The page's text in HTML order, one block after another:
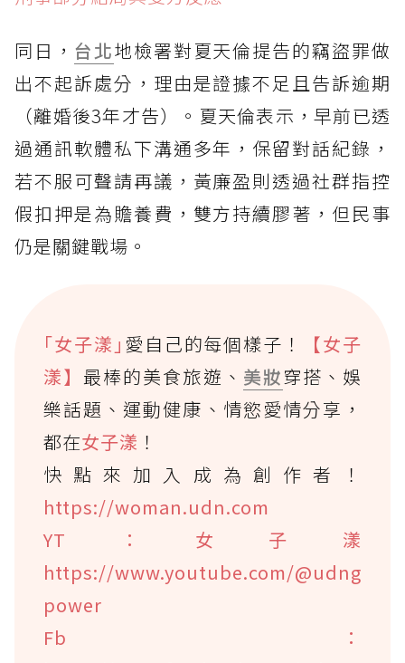
同日， 台北地檢署對夏天倫提告的竊盜罪做
出不起訴處分，理由是證據不足且告訴逾期
（離婚後3年才告）。夏天倫表示，早前已透
過通訊軟體私下溝通多年，保留對話紀錄，
若不服可聲請再議，黃廉盈則透過社群指控
假扣押是為贍養費，雙方持續膠著，但民事
仍是關鍵戰場。
｢女子漾｣ 愛自己的每個樣子！
【女子
漾】最棒的美食旅遊、 美妝穿搭、娛
樂話題、運動健康、情慾愛情分享，
都在女子漾 ！
快點來加入成為創作者！
https://woman.udn.com
YT：女子漾
https://www.youtube.com/@udng
power
Fb：